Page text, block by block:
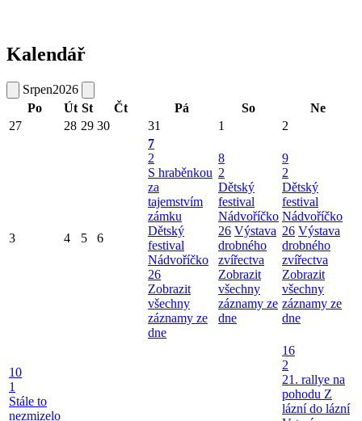
Kalendář
Srpen2026
Po
Út St Čt Pá So
Ne
27
28 29 30 31 1 2
3 4 5 6
7
2
S hraběnkou
za
tajemstvím
zámku
Dětský
festival
Nádvoříčko
26
Zobrazit
všechny
záznamy ze
dne
8
2
Dětský
festival
Nádvoříčko
26 Výstava
drobného
zvířectva
Zobrazit
všechny
záznamy ze
dne
9
2
Dětský
festival
Nádvoříčko
26 Výstava
drobného
zvířectva
Zobrazit
všechny
záznamy ze
dne
10
1
Stále to
nezmizelo
16
2
21. rallye na
pohodu Z
lázní do lázní